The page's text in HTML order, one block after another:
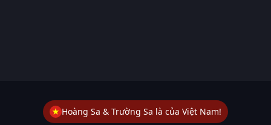
Hoàng Sa & Trường Sa là của Việt Nam!